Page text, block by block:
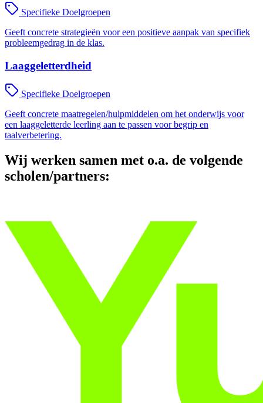
Specifieke Doelgroepen
Geeft concrete strategieën voor een positieve aanpak van specifiek
probleemgedrag in de klas.
Laaggeletterdheid
Specifieke Doelgroepen
Geeft concrete maatregelen/hulpmiddelen om het onderwijs voor
een laaggeletterde leerling aan te passen voor begrip en
taalverbetering.
Wij werken samen met o.a. de volgende
scholen/partners: